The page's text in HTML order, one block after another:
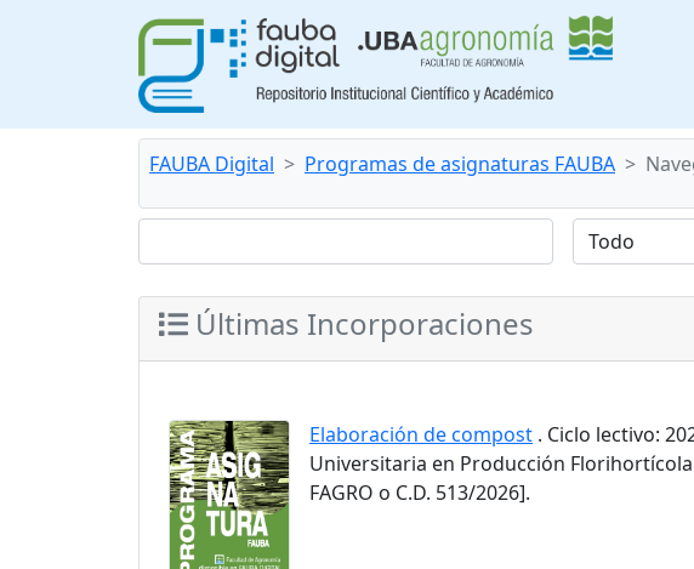
FAUBA Digital Programas de asignaturas FAUBA
Últimas Incorporaciones
Elaboración de compost . Ciclo lectivo:
Universitaria en Producción Florihortícola.
FAGRO o C.D. 513/2026].